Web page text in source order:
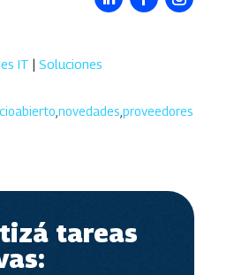
IT | Soluciones
,novedades ,proveedores
tareas